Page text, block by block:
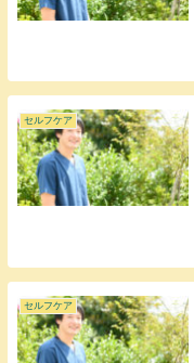
セルフケア
セルフケア